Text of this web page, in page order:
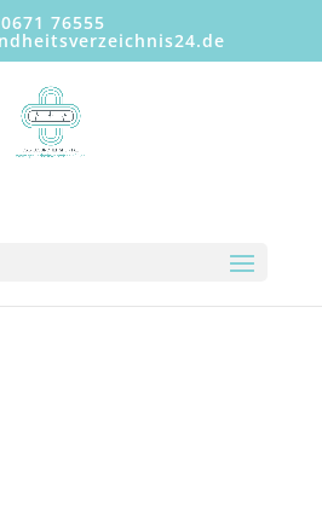
0671 76555